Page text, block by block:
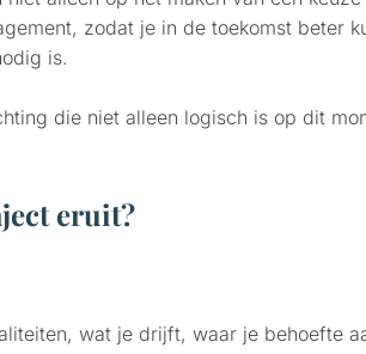
zodat je in de toekomst beter
is.
die niet alleen logisch is op dit
eruit?
wat je drijft, waar je behoefte